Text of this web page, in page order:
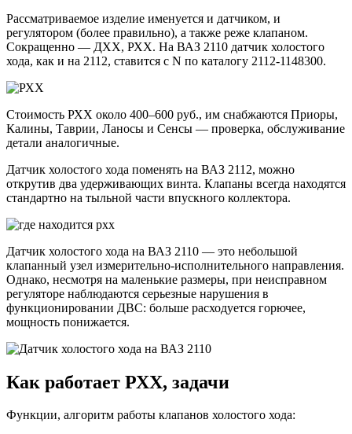
Рассматриваемое изделие именуется и датчиком, и
регулятором (более правильно), а также реже клапаном.
Сокращенно — ДХХ, РХХ. На ВАЗ 2110 датчик холостого
хода, как и на 2112, ставится с N по каталогу 2112-1148300.
Стоимость РХХ около 400–600 руб., им снабжаются Приоры,
Калины, Таврии, Ланосы и Сенсы — проверка, обслуживание
детали аналогичные.
Датчик холостого хода поменять на ВАЗ 2112, можно
открутив два удерживающих винта. Клапаны всегда находятся
стандартно на тыльной части впускного коллектора.
Датчик холостого хода на ВАЗ 2110 — это небольшой
клапанный узел измерительно-исполнительного направления.
Однако, несмотря на маленькие размеры, при неисправном
регуляторе наблюдаются серьезные нарушения в
функционировании ДВС: больше расходуется горючее,
мощность понижается.
Как работает РХХ, задачи
Функции, алгоритм работы клапанов холостого хода: